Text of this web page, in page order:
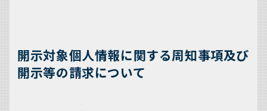
開示対象個人情報に関する周知事項及び
開示等の請求について